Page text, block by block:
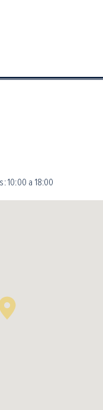
10:00 a 18:00